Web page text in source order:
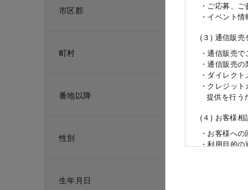
・ご応募、
・イベント
(３) 通信販売
・通信販売
・通信販売
・ダイレク
・クレジッ
提供を行う
(４) お客様相
・お客様へ
・利用目的
(５) 当社の
市区郡
町村
番地以降
性別
生年月日